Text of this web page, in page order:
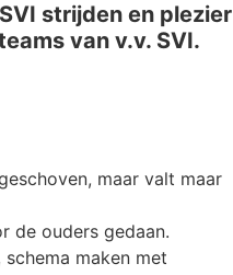
strijden en plezier
van v.v. SVI.
maar valt maar
de ouders gedaan.
maken met